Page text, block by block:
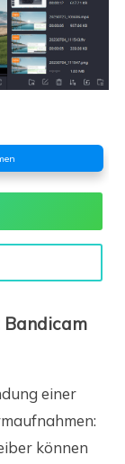
Bandicam
einer
können